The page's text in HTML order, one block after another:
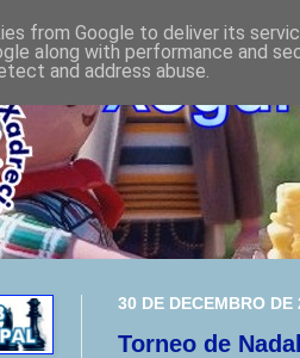
30 DE DECEMBRO DE
Torneo de
from Google to deliver its
along with performance and
and address abuse.